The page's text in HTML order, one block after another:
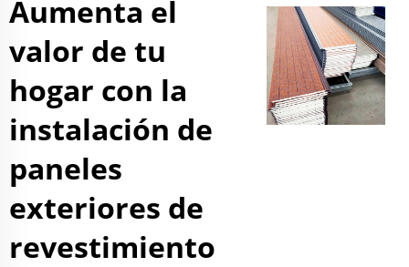
Aumenta el
valor de tu
hogar con la
instalación de
paneles
exteriores de
revestimiento